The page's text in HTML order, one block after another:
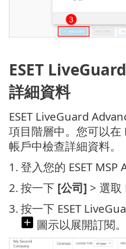
ESET
詳細資料
ESET LiveGuard
項目階層中。您可以在
帳戶中檢查詳細資料。
1. 登入您的 ESET MSP
2. 按一下 [公司] > 選取
3. 按一下 ESET
圖示以展開訂閱。